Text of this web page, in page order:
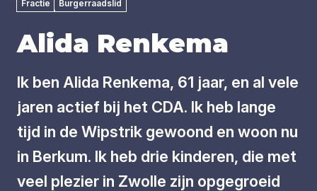
Fractie Burgerraadslid
Alida Renkema
Ik ben Alida Renkema, 61 jaar, en al vele
jaren actief bij het CDA. Ik heb lange
tijd in de Wipstrik gewoond en woon nu
in Berkum. Ik heb drie kinderen, die met
veel plezier in Zwolle zijn opgegroeid